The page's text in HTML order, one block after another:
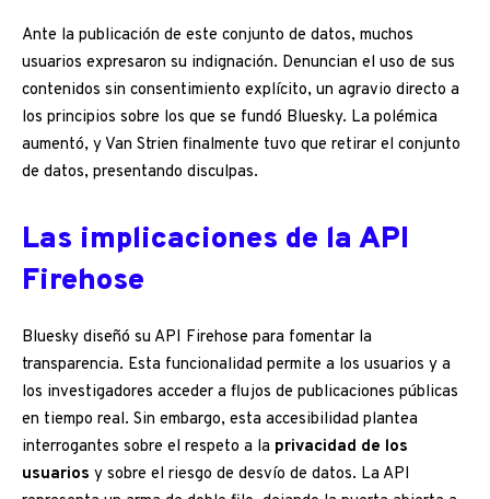
Ante la publicación de este conjunto de datos, muchos
usuarios expresaron su indignación. Denuncian el uso de sus
contenidos sin consentimiento explícito, un agravio directo a
los principios sobre los que se fundó Bluesky. La polémica
aumentó, y Van Strien finalmente tuvo que retirar el conjunto
de datos, presentando disculpas.
Las implicaciones de la API
Firehose
Bluesky diseñó su API Firehose para fomentar la
transparencia. Esta funcionalidad permite a los usuarios y a
los investigadores acceder a flujos de publicaciones públicas
en tiempo real. Sin embargo, esta accesibilidad plantea
interrogantes sobre el respeto a la privacidad de los
usuarios y sobre el riesgo de desvío de datos. La API